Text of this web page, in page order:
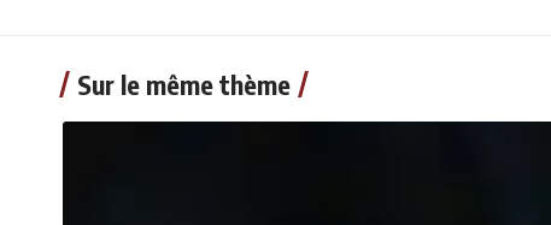
Sur le même thème